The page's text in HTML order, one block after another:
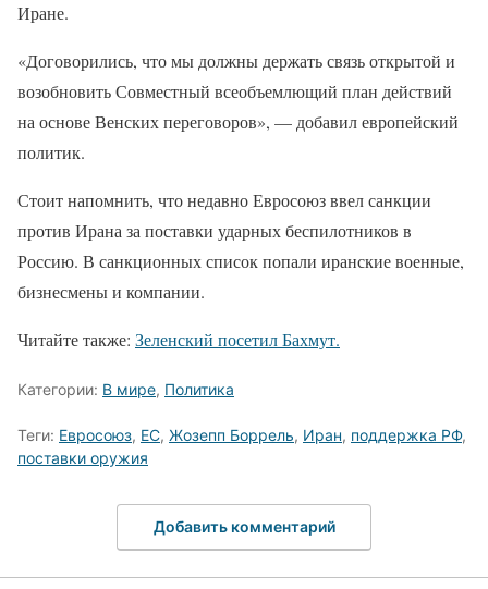
Иране.
«Договорились, что мы должны держать связь открытой и
возобновить Совместный всеобъемлющий план действий
на основе Венских переговоров», — добавил европейский
политик.
Стоит напомнить, что недавно Евросоюз ввел санкции
против Ирана за поставки ударных беспилотников в
Россию. В санкционных список попали иранские военные,
бизнесмены и компании.
Читайте также: Зеленский посетил Бахмут.
Категории: В мире, Политика
Теги: Евросоюз, ЕС, Жозепп Боррель, Иран, поддержка РФ,
поставки оружия
Добавить комментарий